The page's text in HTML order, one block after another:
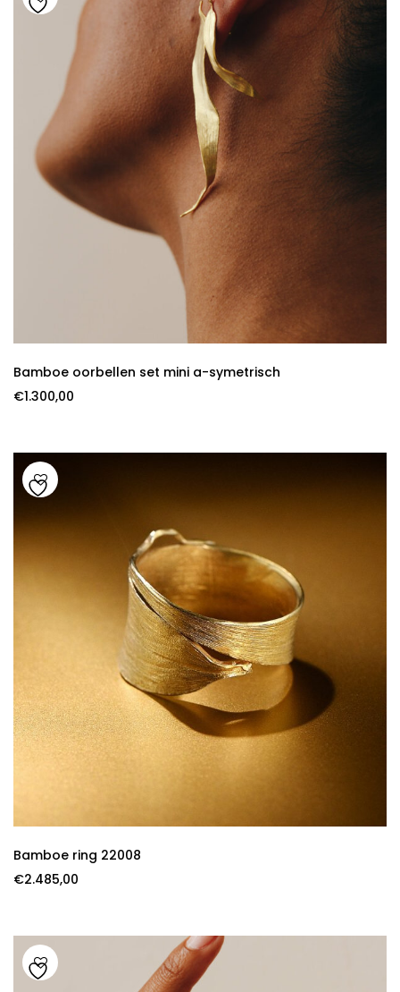
Bamboe oorbellen set mini a-symetrisch
€1.300,00
Bamboe ring 22008
€2.485,00